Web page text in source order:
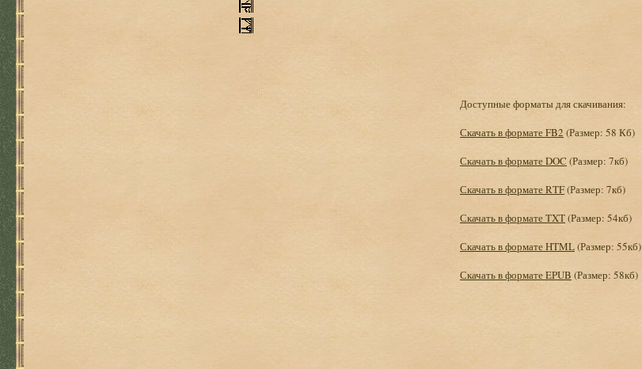
Доступные форматы для скачивания:
Скачать в формате FB2 (Размер: 58 Кб)
Скачать в формате DOC (Размер: 7кб)
Скачать в формате RTF(Размер: 7кб)
Скачать в формате TXT(Размер: 54кб)
Скачать в формате HTML(Размер: 55кб)
Скачать в формате EPUB (Размер: 58кб)